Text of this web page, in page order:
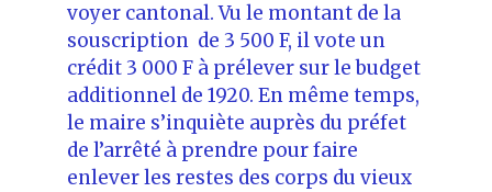
voyer cantonal. Vu le montant de la
souscription de 3 500 F, il vote un
crédit 3 000 F à prélever sur le budget
additionnel de 1920. En même temps,
le maire s’inquiète auprès du préfet
de l’arrêté à prendre pour faire
enlever les restes des corps du vieux